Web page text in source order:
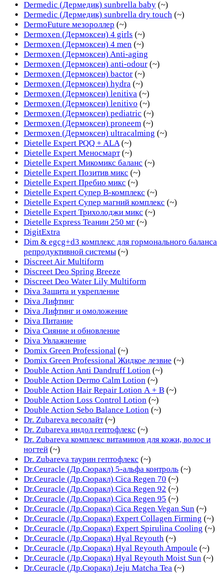
Dermedic (Дермедик) sunbrella baby (~)
Dermedic (Дермедик) sunbrella dry touch (~)
DermoFuture мезороллер (~)
Dermoxen (Дермоксен) 4 girls (~)
Dermoxen (Дермоксен) 4 men (~)
Dermoxen (Дермоксен) Anti-aging
Dermoxen (Дермоксен) anti-odour (~)
Dermoxen (Дермоксен) bactor (~)
Dermoxen (Дермоксен) hydra (~)
Dermoxen (Дермоксен) lenitiva (~)
Dermoxen (Дермоксен) lenitivo (~)
Dermoxen (Дермоксен) pediatric (~)
Dermoxen (Дермоксен) proneem (~)
Dermoxen (Дермоксен) ultracalming (~)
Dietelle Expert PQQ + ALA (~)
Dietelle Expert Меносмарт (~)
Dietelle Expert Микомикс баланс (~)
Dietelle Expert Позитив микс (~)
Dietelle Expert Пребио микс (~)
Dietelle Expert Супер B-комплекс (~)
Dietelle Expert Супер магний комплекс (~)
Dietelle Expert Трихолоджи микс (~)
Dietelle Express Теанин 250 мг (~)
DigitExtra
Dim & egcg+d3 комплекс для гормонального баланса
репродуктивной системы (~)
Discreet Air Multiform
Discreet Deo Spring Breeze
Discreet Deo Water Lily Multiform
Diva Защита и укрепление
Diva Лифтинг
Diva Лифтинг и омоложение
Diva Питание
Diva Сияние и обновление
Diva Увлажнение
Domix Green Professional (~)
Domix Green Professional Жидкое лезвие (~)
Double Action Anti Dandruff Lotion (~)
Double Action Dermo Calm Lotion (~)
Double Action Hair Repair Lotion А + В (~)
Double Action Loss Control Lotion (~)
Double Action Sebo Balance Lotion (~)
Dr. Zubareva весолайт (~)
Dr. Zubareva индол гептофлекс (~)
Dr. Zubareva комплекс витаминов для кожи, волос и
ногтей (~)
Dr. Zubareva таурин гептофлекс (~)
Dr.Ceuracle (Др.Сюракл) 5-альфа контроль (~)
Dr.Ceuracle (Др.Сюракл) Cica Regen 70 (~)
Dr.Ceuracle (Др.Сюракл) Cica Regen 92 (~)
Dr.Ceuracle (Др.Сюракл) Cica Regen 95 (~)
Dr.Ceuracle (Др.Сюракл) Cica Regen Vegan Sun (~)
Dr.Ceuracle (Др.Сюракл) Expert Collagen Firming (~)
Dr.Ceuracle (Др.Сюракл) Expert Spirulina Cooling (~)
Dr.Ceuracle (Др.Сюракл) Hyal Reyouth (~)
Dr.Ceuracle (Др.Сюракл) Hyal Reyouth Ampoule (~)
Dr.Ceuracle (Др.Сюракл) Hyal Reyouth Moist Sun (~)
Dr.Ceuracle (Др.Сюракл) Jeju Matcha Tea (~)